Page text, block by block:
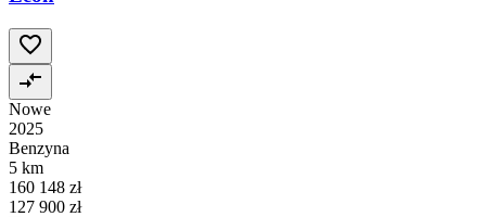
Nowe
2025
Benzyna
5 km
160 148 zł
127 900 zł